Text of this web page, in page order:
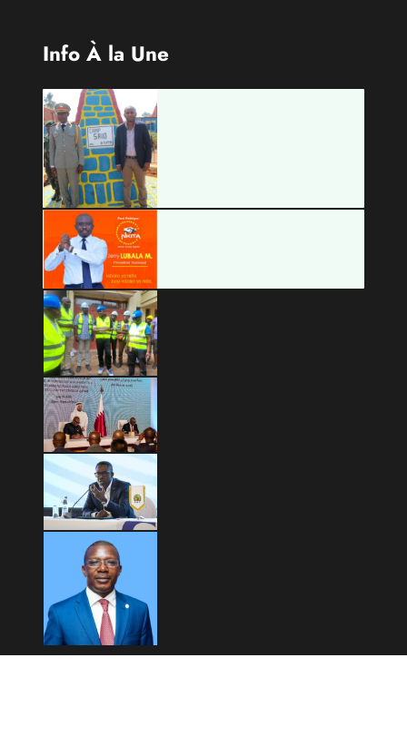
Copyright © 2026 Mashariki RDC | Fièrement Congolais